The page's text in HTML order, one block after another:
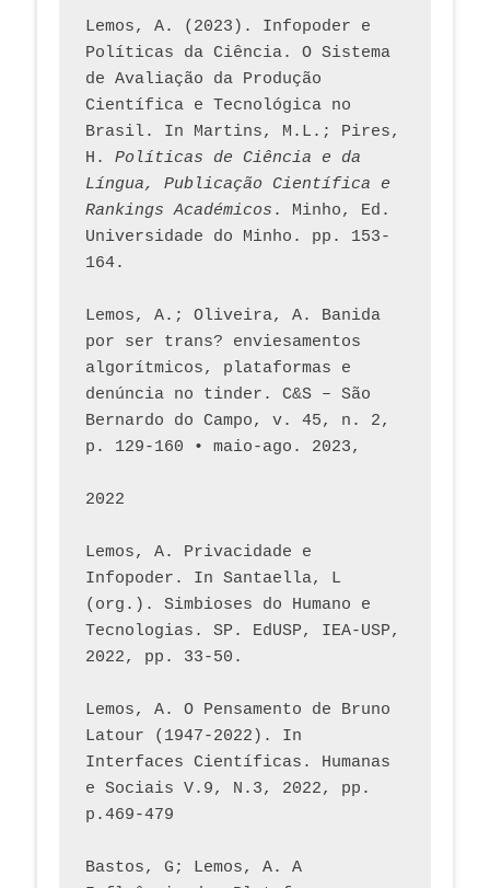
Lemos, A. (2023). Infopoder e
Políticas da Ciência. O Sistema
de Avaliação da Produção
Científica e Tecnológica no
Brasil. In Martins, M.L.; Pires,
H. Políticas de Ciência e da
Língua, Publicação Científica e
Rankings Académicos . Minho, Ed.
Universidade do Minho. pp. 153-
164.
Lemos, A.; Oliveira, A. Banida
por ser trans? enviesamentos
algorítmicos, plataformas e
denúncia no tinder. C&S – São
Bernardo do Campo, v. 45, n. 2,
p. 129-160 • maio-ago. 2023,
2022
Lemos, A. Privacidade e
Infopoder. In Santaella, L
(org.). Simbioses do Humano e
Tecnologias. SP. EdUSP, IEA-USP,
2022, pp. 33-50.
Lemos, A. O Pensamento de Bruno
Latour (1947-2022). In
Interfaces Científicas. Humanas
e Sociais V.9, N.3, 2022, pp.
p.469-479
Bastos, G; Lemos, A. A